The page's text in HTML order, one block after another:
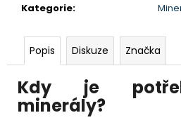
Kategorie:
Popis Diskuze Značka
Kdy je
minerály?